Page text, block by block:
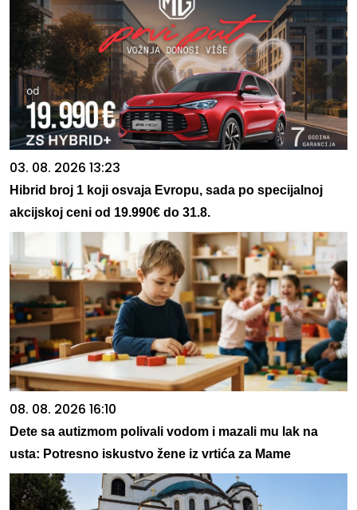
03. 08. 2026 13:23
Hibrid broj 1 koji osvaja Evropu, sada po specijalnoj
akcijskoj ceni od 19.990€ do 31.8.
08. 08. 2026 16:10
Dete sa autizmom polivali vodom i mazali mu lak na
usta: Potresno iskustvo žene iz vrtića za Mame